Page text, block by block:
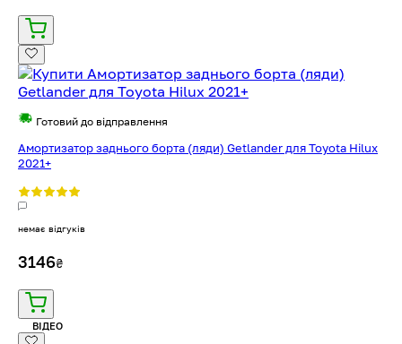
Готовий до відправлення
Амортизатор заднього борта (ляди) Getlander для Toyota Hilux
2021+
немає відгуків
3146₴
ВІДЕО